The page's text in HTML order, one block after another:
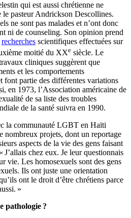
qui est aussi chrétienne ne
le pasteur Andrickson Descollines.
ne sont pas malades et n’ont donc
ni de counseling. Son opinion prend
recherches scientifiques effectuées sur
moitié du XXe siècle. Le
cliniques suggèrent que
et les comportements
font partie des différentes variations
en 1973, l’Association américaine de
de sa liste des troubles
de la santé suivra en 1990.
la communauté LGBT en Haïti
nombreux projets, dont un reportage
aspects de la vie des gens faisant
J’allais chez eux. Je leur questionnais
vie. Les homosexuels sont des gens
Ils ont juste une orientation
ont le droit d’être chrétiens parce
»
pathologie ?